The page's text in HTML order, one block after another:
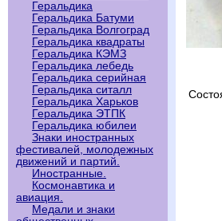
Геральдика
Геральдика Батуми
Геральдика Волгоград
Геральдика квадраты
Геральдика КЭМЗ
Геральдика лебедь
Геральдика серийная
Геральдика ситалл
Геральдика Харьков
Геральдика ЭТПК
Геральдика юбилеи
Знаки иностранных
фестивалей, молодежных
движений и партий.
Иностранные.
Космонавтика и
авиация.
Медали и знаки